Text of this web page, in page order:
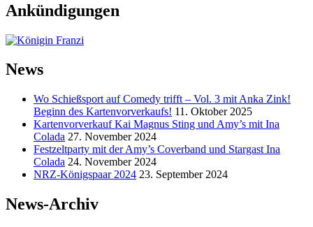
Ankündigungen
News
Wo Schießsport auf Comedy trifft – Vol. 3 mit Anka Zink!
Beginn des Kartenvorverkaufs! 11. Oktober 2025
Kartenvorverkauf Kai Magnus Sting und Amy’s mit Ina
Colada 27. November 2024
Festzeltparty mit der Amy’s Coverband und Stargast Ina
Colada 24. November 2024
NRZ-Königspaar 2024 23. September 2024
News-Archiv